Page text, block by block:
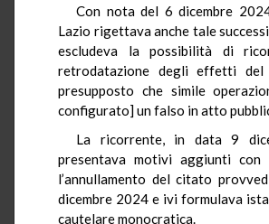
Con nota del 6 dicembre
Lazio rigettava anche tale
escludeva la possibilità di
retrodatazione degli effetti del
presupposto che simile
configurato] un falso in atto
La ricorrente, in data 9
presentava motivi aggiunti con
l’annullamento del citato
dicembre 2024 e ivi formulava
cautelare monocratica.